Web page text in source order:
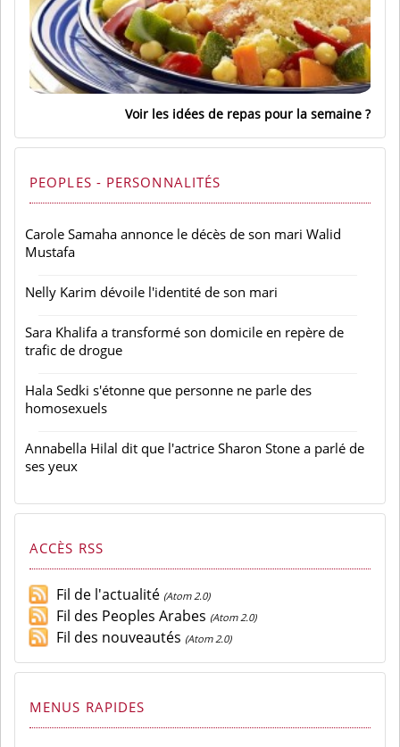
Voir les idées de repas pour la semaine
PEOPLES - PERSONNALITÉS
Carole Samaha annonce le décès de son mari Walid
Mustafa
Nelly Karim dévoile l'identité de son mari
Sara Khalifa a transformé son domicile en repère de
trafic de drogue
Hala Sedki s'étonne que personne ne parle des
homosexuels
Annabella Hilal dit que l'actrice Sharon Stone a parlé de
ses yeux
ACCÈS RSS
Fil de l'actualité (Atom 2.0)
Fil des Peoples Arabes (Atom 2.0)
Fil des nouveautés (Atom 2.0)
MENUS RAPIDES